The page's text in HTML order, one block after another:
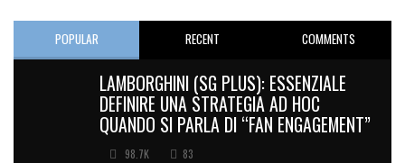
POPULAR RECENT COMMENTS
LAMBORGHINI (SG PLUS): ESSENZIALE
DEFINIRE UNA STRATEGIA AD HOC
QUANDO SI PARLA DI “FAN ENGAGEMENT”
98.7K 83